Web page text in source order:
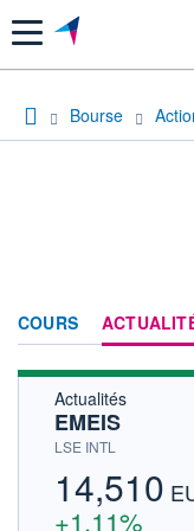
Menu
Bourse
COURS
Actualités
EMEIS
LSE INTL
14,510
+1,11%